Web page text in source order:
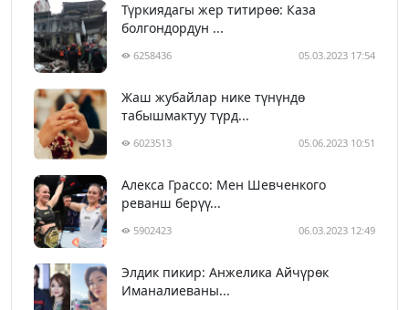
Түркиядагы жер титирөө: Каза
болгондордун ...
6258436 05.03.2023 17:54
Жаш жубайлар нике түнүндө
табышмактуу түрд...
6023513 05.06.2023 10:51
Алекса Грассо: Мен Шевченкого
реванш берүү...
5902423 06.03.2023 12:49
Элдик пикир: Анжелика Айчүрөк
Иманалиеваны...